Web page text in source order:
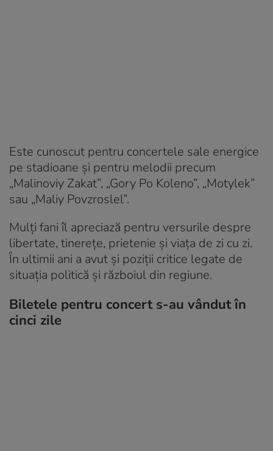
Este cunoscut pentru concertele sale energice
pe stadioane și pentru melodii precum
„Malinoviy Zakat”, „Gory Po Koleno”, „Motylek”
sau „Maliy Povzroslel”.
Mulți fani îl apreciază pentru versurile despre
libertate, tinerețe, prietenie și viața de zi cu zi.
În ultimii ani a avut și poziții critice legate de
situația politică și războiul din regiune.
Biletele pentru concert s-au vândut în
cinci zile